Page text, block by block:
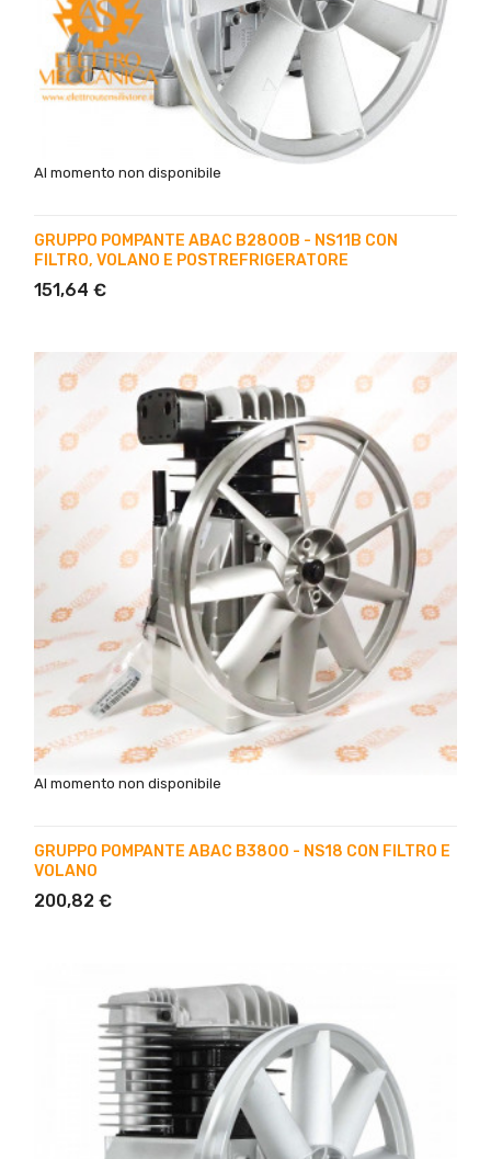
Al momento non disponibile
GRUPPO POMPANTE ABAC B2800B - NS11B CON
FILTRO, VOLANO E POSTREFRIGERATORE
151,64 €
Al momento non disponibile
GRUPPO POMPANTE ABAC B3800 - NS18 CON FILTRO E
VOLANO
200,82 €